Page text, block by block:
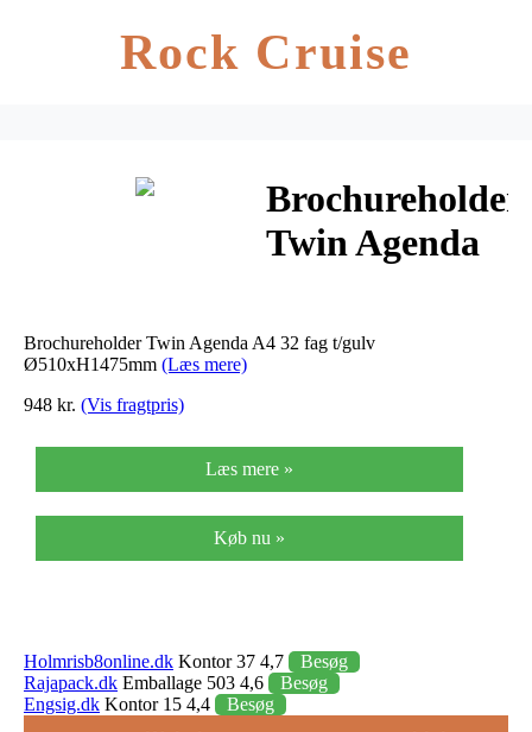
Rock Cruise
Brochureholder
Twin Agenda
t/gulv
Brochureholder Twin Agenda A4 32 fag t/gulv
Ø510xH1475mm (Læs mere)
948 kr. (Vis fragtpris)
Læs mere »
Køb nu »
Holmrisb8online.dk Kontor 37 4,7
Besøg
Rajapack.dk Emballage 503 4,6
Besøg
Engsig.dk Kontor 15 4,4
Besøg